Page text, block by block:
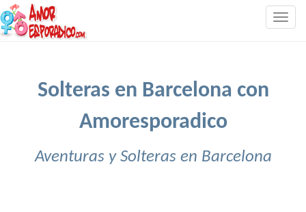
Solteras en Barcelona con
Amoresporadico
Aventuras y Solteras en Barcelona